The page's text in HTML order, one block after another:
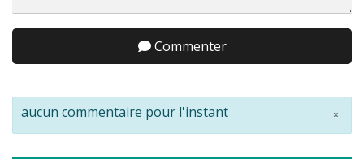
Commenter
×
aucun commentaire pour l'instant